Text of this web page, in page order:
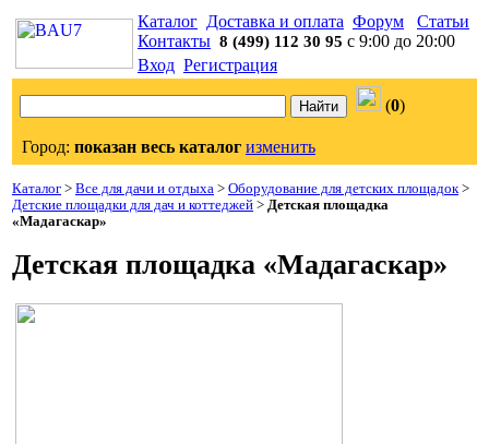
Каталог Доставка и оплата Форум
Статьи
Контакты 8 (499) 112 30 95 с 9:00 до 20:00
Вход Регистрация
(0)
Город: показан весь каталог изменить
Каталог > Все для дачи и отдыха > Оборудование для детских площадок>
Детские площадки для дач и коттеджей > Детская площадка
«Мадагаскар»
Детская площадка «Мадагаскар»